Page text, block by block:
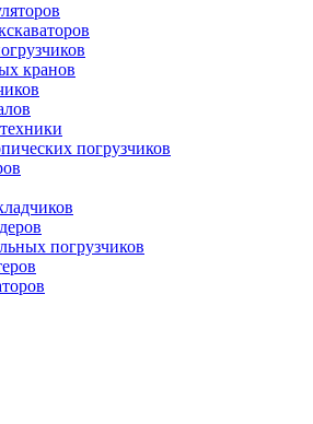
кранов
погрузчиков
погрузчиков